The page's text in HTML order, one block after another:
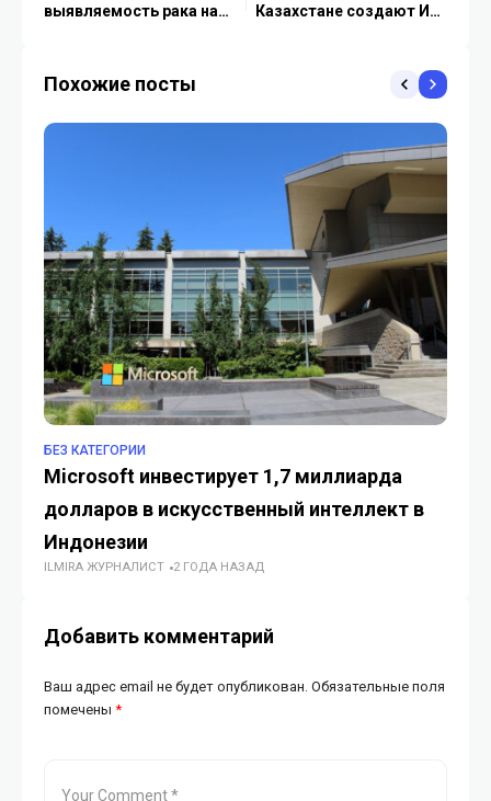
выявляемость рака на
Казахстане создают ИИ-
Похожие посты
БЕЗ КАТЕГОРИИ
Microsoft инвестирует 1,7 миллиарда
долларов в искусственный интеллект в
Индонезии
ILMIRA ЖУРНАЛИСТ 2 ГОДА НАЗАД
Добавить комментарий
Ваш адрес email не будет опубликован. Обязательные поля
помечены *